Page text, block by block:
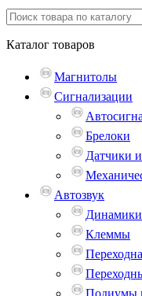
Каталог товаров
Магнитолы
Сигнализации
Брелоки
Датчики
Автозвук
Динамики
Клеммы
Подиумы